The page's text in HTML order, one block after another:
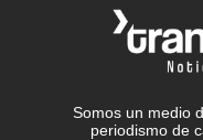
Somos un medio
periodismo de